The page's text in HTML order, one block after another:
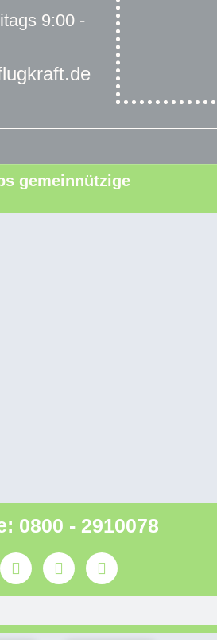
9:00 -
gemeinnützige
0800 - 2910078